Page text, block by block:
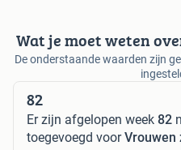
Wat je moet weten
De onderstaande waarden zijn
82
Er zijn afgelopen week 82
toegevoegd voorVrouwen